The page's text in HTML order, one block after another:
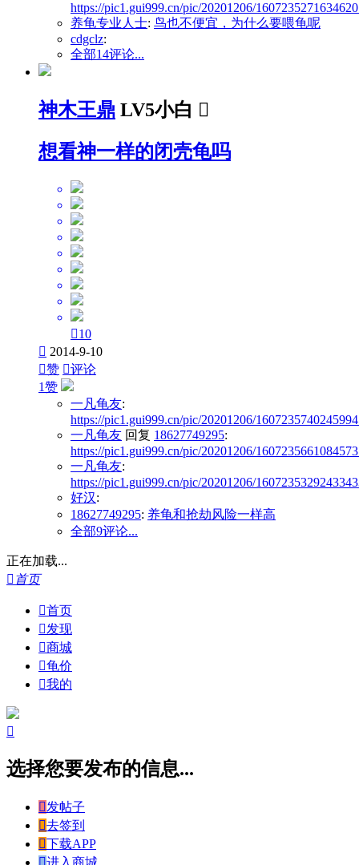
https://pic1.gui999.cn/pic/20201206/
养龟专业人士: 鸟也不便宜，为什么要喂龟呢
cdgclz:
全部14评论...
神木王鼎 LV5小白 
想看神一样的闭壳龟吗
10
 2014-9-10
赞 评论
1赞
一凡龟友:
https://pic1.gui999.cn/pic/20201206/
一凡龟友 回复 18627749295:
https://pic1.gui999.cn/pic/20201206/
一凡龟友:
https://pic1.gui999.cn/pic/20201206/
好汉:
18627749295: 养龟和抢劫风险一样高
全部9评论...
正在加载...
 首页
首页
发现
商城
龟价
我的

选择您要发布的信息...
发帖子
去签到
下载APP
进入商城